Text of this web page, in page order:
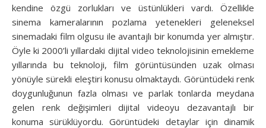
kendine özgü zorlukları ve üstünlükleri vardı. Özellikle
sinema kameralarının pozlama yetenekleri geleneksel
sinemadaki film olgusu ile avantajlı bir konumda yer almıştır.
Öyle ki 2000’li yıllardaki dijital video teknolojisinin emekleme
yıllarında bu teknoloji, film görüntüsünden uzak olması
yönüyle sürekli eleştiri konusu olmaktaydı. Görüntüdeki renk
doygunluğunun fazla olması ve parlak tonlarda meydana
gelen renk değişimleri dijital videoyu dezavantajlı bir
konuma sürüklüyordu. Görüntüdeki detaylar için dinamik